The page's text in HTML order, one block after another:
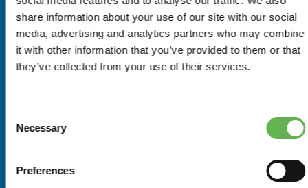
share information about your use of our site with our social
media, advertising and analytics partners who may combine
it with other information that you’ve provided to them or that
they’ve collected from your use of their services.
Selection
Necessary
Preferences
Doganalista (Patente 8232) e consulente esperto in
ambito di Diritto Doganale e di Commercio
Internazionale, ha una maturata esperienza formativa
come relatore in numerosi Istituti di Formazione e come
docente di diversi Master Universitari. Direttore dal 2023
Compliance EU e US h aal suo attivo diversi anni come
Vicepresidente della Commissione di Studio del CNSD